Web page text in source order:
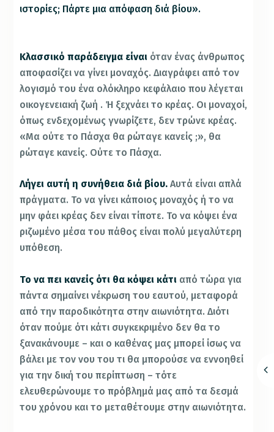
ιστορίες; Πάρτε μια απόφαση διά βίου».
Κλασσικό παράδειγμα είναι όταν ένας άνθρωπος
αποφασίζει να γίνει μοναχός. Διαγράφει από τον
λογισμό του ένα ολόκληρο κεφάλαιο που λέγεται
οικογενειακή ζωή . Ή ξεχνάει το κρέας. Οι μοναχοί,
όπως ενδεχομένως γνωρίζετε, δεν τρώνε κρέας.
«Μα ούτε το Πάσχα θα ρώταγε κανείς ;», θα
ρώταγε κανείς. Ούτε το Πάσχα.
Λήγει αυτή η συνήθεια διά βίου. Αυτά είναι απλά
πράγματα. Το να γίνει κάποιος μοναχός ή το να
μην φάει κρέας δεν είναι τίποτε. Το να κόψει ένα
ριζωμένο μέσα του πάθος είναι πολύ μεγαλύτερη
υπόθεση.
Το να πει κανείς ότι θα κόψει κάτι από τώρα για
πάντα σημαίνει νέκρωση του εαυτού, μεταφορά
από την παροδικότητα στην αιωνιότητα. Διότι
όταν πούμε ότι κάτι συγκεκριμένο δεν θα το
ξανακάνουμε – και ο καθένας μας μπορεί ίσως να
βάλει με τον νου του τι θα μπορούσε να εννοηθεί
για την δική του περίπτωση – τότε
ελευθερώνουμε το πρόβλημά μας από τα δεσμά
του χρόνου και το μεταθέτουμε στην αιωνιότητα.